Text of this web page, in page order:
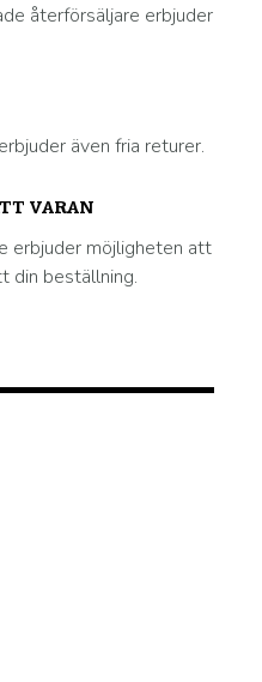
återförsäljare erbjuder
även fria returer.
VARAN
erbjuder möjligheten att
din beställning.